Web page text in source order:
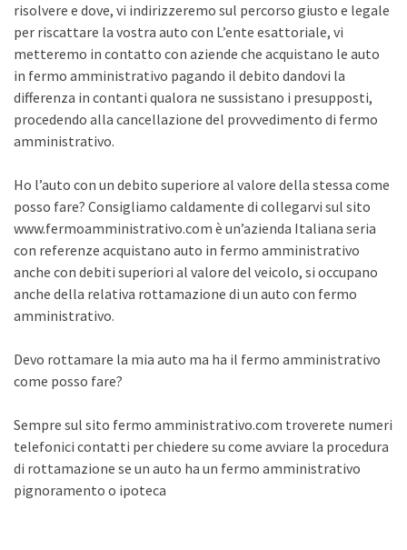
risolvere e dove, vi indirizzeremo sul percorso giusto e legale
per riscattare la vostra auto con L’ente esattoriale, vi
metteremo in contatto con aziende che acquistano le auto
in fermo amministrativo pagando il debito dandovi la
differenza in contanti qualora ne sussistano i presupposti,
procedendo alla cancellazione del provvedimento di fermo
amministrativo.
Ho l’auto con un debito superiore al valore della stessa come
posso fare? Consigliamo caldamente di collegarvi sul sito
www.fermoamministrativo.com è un’azienda Italiana seria
con referenze acquistano auto in fermo amministrativo
anche con debiti superiori al valore del veicolo, si occupano
anche della relativa rottamazione di un auto con fermo
amministrativo.
Devo rottamare la mia auto ma ha il fermo amministrativo
come posso fare?
Sempre sul sito fermo amministrativo.com troverete numeri
telefonici contatti per chiedere su come avviare la procedura
di rottamazione se un auto ha un fermo amministrativo
pignoramento o ipoteca